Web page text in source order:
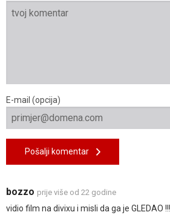
E-mail (opcija)
Pošalji komentar
bozzo prije više od 22 godine
vidio film na divixu i misli da ga je GLEDAO